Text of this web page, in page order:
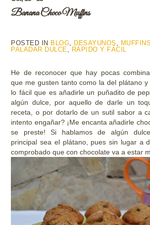
Banana Choco Muffins
POSTED IN BLOG, DESAYUNOS ,
PALADAR DULCE, RÁPIDO Y FÁCIL
He de reconocer que hay pocas
que me gusten tanto como la del plátano y
lo fácil que es añadirle un puñadito de
algún dulce, por aquello de darle un
receta, o por dotarlo de un sutil sabor a
intento engañar? ¡Me encanta añadirle
se preste! Si hablamos de algún
principal sea el plátano, pues sin lugar a
comprobado que con chocolate va a estar